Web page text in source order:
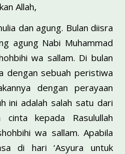
Allah,
dan agung. Bulan diisra
agung Nabi Muhammad
wa sallam. Di bulan
dengan sebuah peristiwa
dengan perayaan
ini adalah salah satu dari
kepada Rasulullah
wa sallam. Apabila
di hari ‘Asyura untuk